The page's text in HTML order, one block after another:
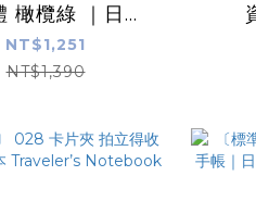
橄欖綠 ｜日本
Notebook
NT$1,251
NT$1,390